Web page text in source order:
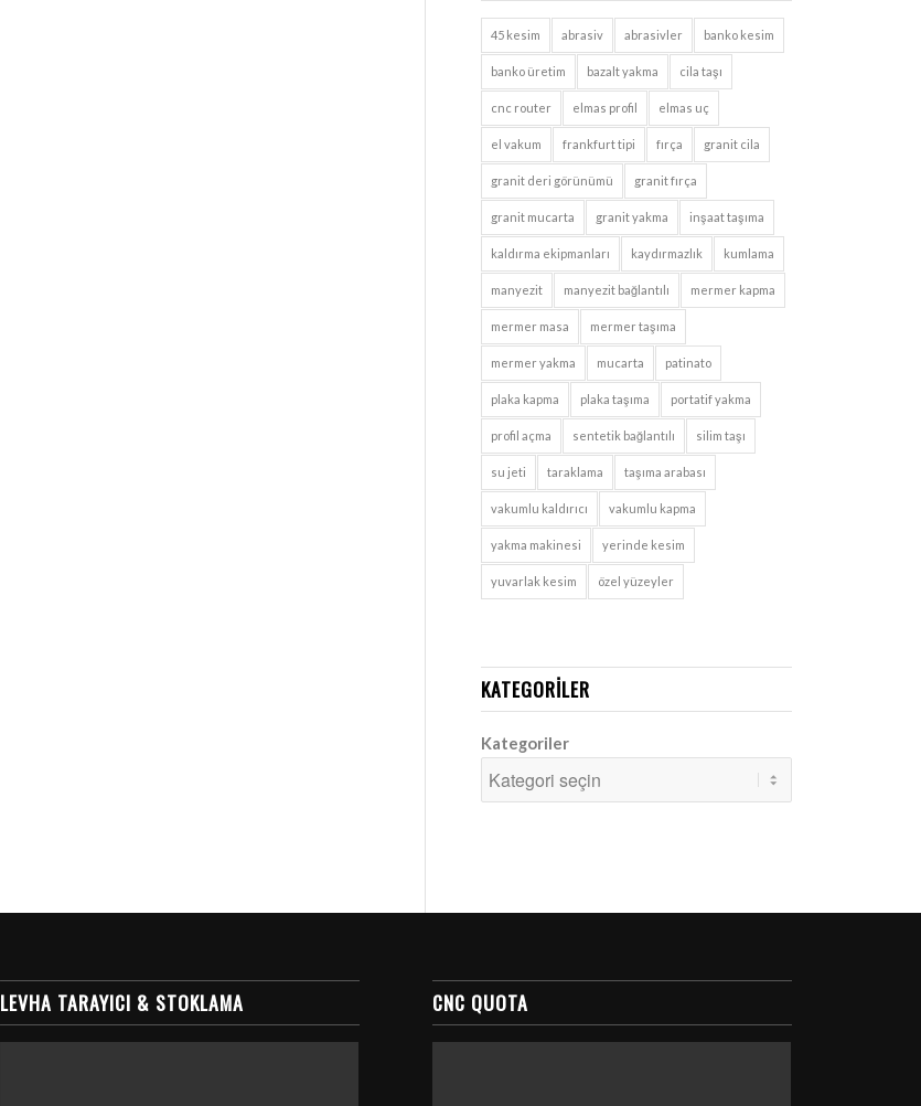
45 kesim abrasiv abrasivler banko kesim
banko üretim bazalt yakma cila taşı
cnc router elmas profil elmas uç
el vakum frankfurt tipi fırça granit cila
granit deri görünümü granit fırça
granit mucarta granit yakma inşaat taşıma
kaldırma ekipmanları kaydırmazlık kumlama
manyezit manyezit bağlantılı mermer kapma
mermer masa mermer taşıma
mermer yakma mucarta patinato
plaka kapma plaka taşıma portatif yakma
profil açma sentetik bağlantılı silim taşı
su jeti taraklama taşıma arabası
vakumlu kaldırıcı vakumlu kapma
yakma makinesi yerinde kesim
yuvarlak kesim özel yüzeyler
KATEGORILER
Kategoriler
LEVHA TARAYICI & STOKLAMA CNC QUOTA